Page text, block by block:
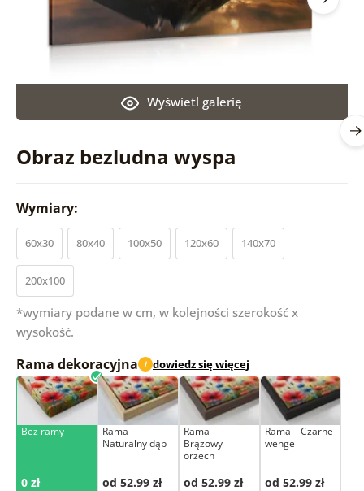
Obraz bezludna wyspa
Wyświetl galerię
Wymiary:
60x30 80x40 100x50 120x60 140x70
200x100
*wymiary podane w cm, w kolejności szerokość x
wysokość.
Rama dekoracyjna i dowiedz się więcej
Bez ramy
0 zł
Rama –
Naturalny dąb
od 52.99 zł
Rama –
Brązowy
orzech
od 52.99 zł
Rama – Czarne
wenge
od 52.99 zł